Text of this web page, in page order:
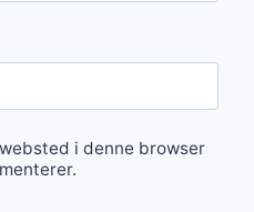
i denne browser